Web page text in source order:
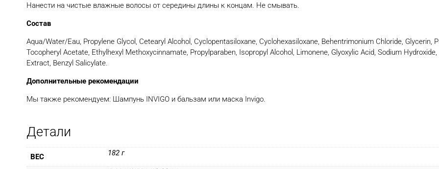
Нанести на чистые влажные волосы от середины длины к концам. Не смывать.
Состав
Aqua/Water/Eau, Propylene Glycol, Cetearyl Alcohol, Cyclopentasiloxane, Cyclohexasiloxane, Behentrimonium Chloride,
Tocopheryl Acetate, Ethylhexyl Methoxycinnamate, Propylparaben, Isopropyl Alcohol, Limonene, Glyoxylic Acid, Sodium
Extract, Benzyl Salicylate.
Дополнительные рекомендации
Мы также рекомендуем: Шампунь INVIGO и бальзам или маска Invigo.
Детали
ВЕС 182 г